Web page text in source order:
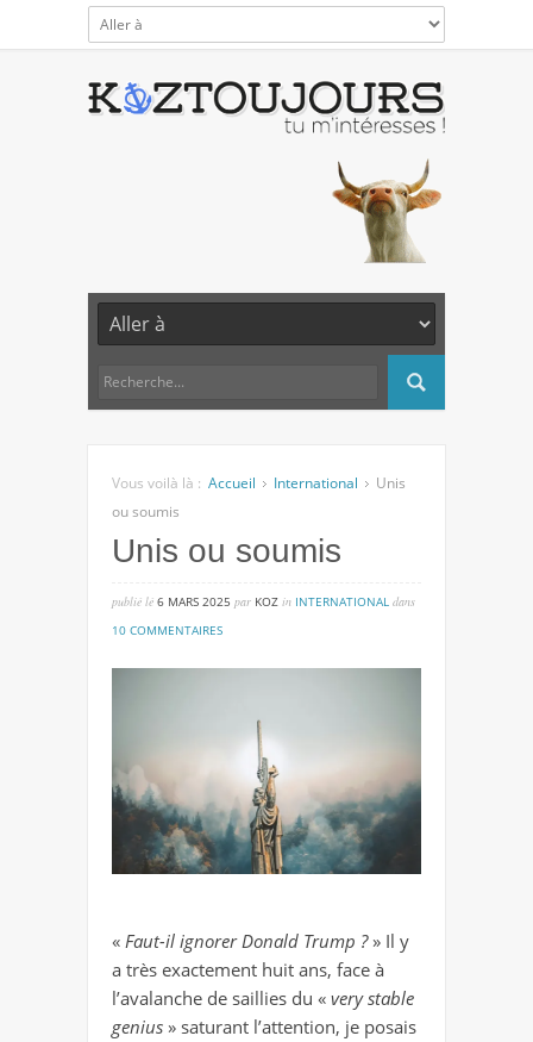
Vous voilà là : Accueil International
Unis
ou soumis
Unis ou soumis
publié lé 6 MARS 2025 par KOZ in INTERNATIONAL dans
10 COMMENTAIRESsur
« Faut-il ignorer Donald Trump ?» Il y
a très exactement huit ans, face à
l’avalanche de saillies du « very stable
genius » saturant l’attention, je posais